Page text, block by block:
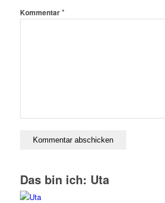
Kommentar*
Das bin ich: Uta